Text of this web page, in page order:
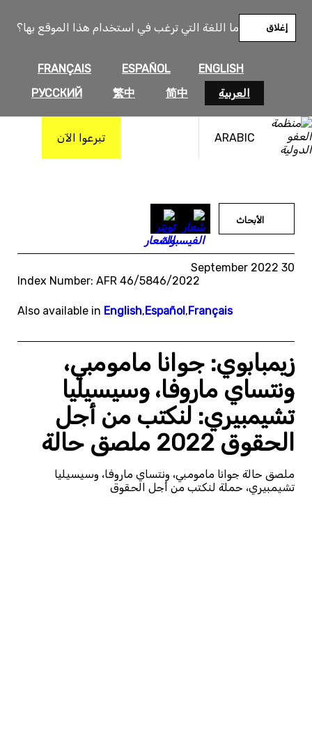
ما اللغة التي ترغب في استخدام هذا الموقع بها؟
ENGLISH
ESPAÑOL
FRANÇAIS
العربية
简中
繁中
РУССКИЙ
إغلاق
ARABIC تبرعوا الآن
المحتوى
الأبحاث
30 September 2022
Index Number: AFR 46/5846/2022
Also available in English,Español,Français
زيمبابوي: جوانا مامومبي،
ونتساي ماروفا، وسيسيليا
تشيمبيري: لنكتب من أجل
الحقوق 2022 ملصق حالة
ملصق حالة جوانا مامومبي، ونتساي ماروفا، وسيسيليا
تشيمبيري، حملة لنكتب من أجل الحقوق